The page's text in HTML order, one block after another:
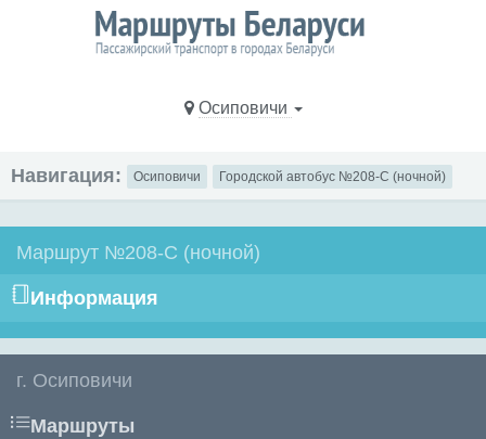
Осиповичи
Навигация: Осиповичи Городской автобус №208-С (ночной)
Маршрут №208-С (ночной)
Информация
г. Осиповичи
Маршруты